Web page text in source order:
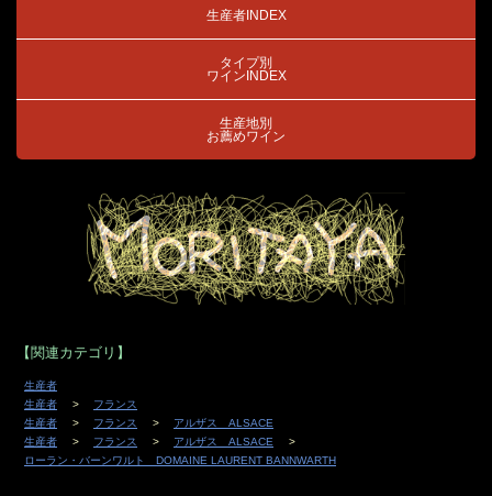
生産者INDEX
タイプ別
ワインINDEX
生産地別
お薦めワイン
【関連カテゴリ】
生産者
生産者
フランス
生産者
フランス
アルザス ALSACE
生産者
フランス
アルザス ALSACE
ローラン・バーンワルト DOMAINE LAURENT BANNWARTH